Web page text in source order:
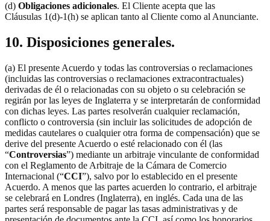
(d) Obligaciones adicionales. El Cliente acepta que las
Cláusulas 1(d)-1(h) se aplican tanto al Cliente como al Anunciante.
10. Disposiciones generales.
(a) El presente Acuerdo y todas las controversias o reclamaciones
(incluidas las controversias o reclamaciones extracontractuales)
derivadas de él o relacionadas con su objeto o su celebración se
regirán por las leyes de Inglaterra y se interpretarán de conformidad
con dichas leyes. Las partes resolverán cualquier reclamación,
conflicto o controversia (sin incluir las solicitudes de adopción de
medidas cautelares o cualquier otra forma de compensación) que se
derive del presente Acuerdo o esté relacionado con él (las
“Controversias”) mediante un arbitraje vinculante de conformidad
con el Reglamento de Arbitraje de la Cámara de Comercio
Internacional (“CCI”), salvo por lo establecido en el presente
Acuerdo. A menos que las partes acuerden lo contrario, el arbitraje
se celebrará en Londres (Inglaterra), en inglés. Cada una de las
partes será responsable de pagar las tasas administrativas y de